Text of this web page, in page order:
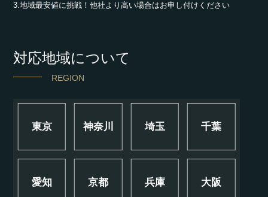
3.地域最安値に挑戦！他社より高い場合はお申し付けください
対応地域について
REGION
東京 神奈川 埼玉 千葉
愛知 京都 兵庫 大阪